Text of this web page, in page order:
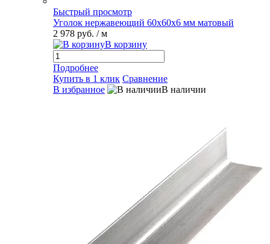
Быстрый просмотр
Уголок нержавеющий 60х60х6 мм матовый
2 978 руб. / м
В корзину
Подробнее
Купить в 1 клик Сравнение
В избранное
В наличии